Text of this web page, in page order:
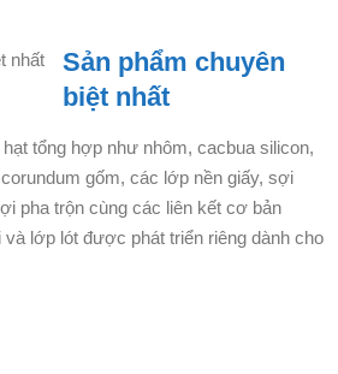
Sản phẩm chuyên
biệt nhất
tổng hợp như nhôm, cacbua silicon,
gốm, các lớp nền giấy, sợi
pha trộn cùng các liên kết cơ bản
lớp lót được phát triển riêng dành cho